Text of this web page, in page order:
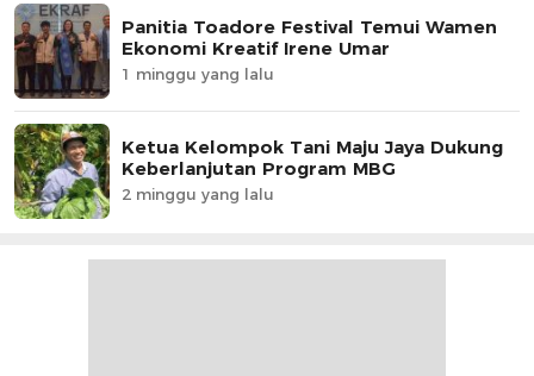
Panitia Toadore Festival Temui Wamen
Ekonomi Kreatif Irene Umar
1 minggu yang lalu
Ketua Kelompok Tani Maju Jaya Dukung
Keberlanjutan Program MBG
2 minggu yang lalu